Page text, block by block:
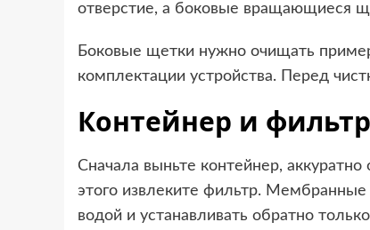
отверстие, а боковые вращающиеся
Боковые щетки нужно очищать
комплектации устройства. Перед
Контейнер и
Сначала выньте контейнер,
этого извлеките фильтр.
водой и устанавливать обратно